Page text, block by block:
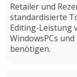
Retailer und
standardisierte
Editing-Leistung
WindowsPCs
benötigen.